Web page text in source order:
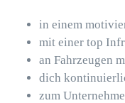
in einem
mit einer top
an Fahrzeugen
dich
zum